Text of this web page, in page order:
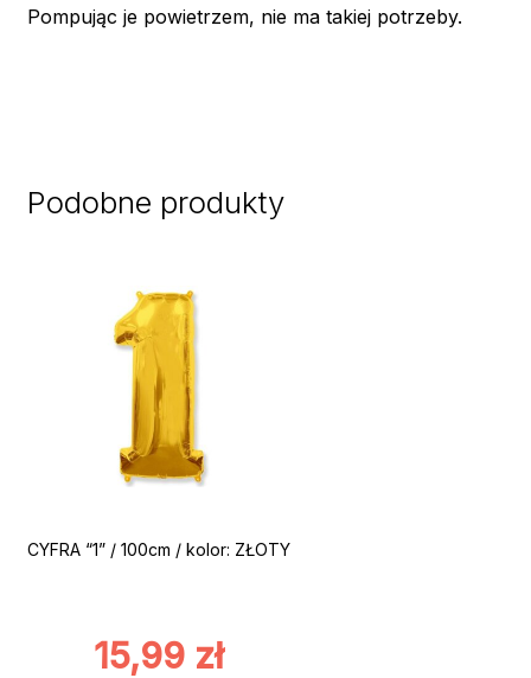
Pompując je powietrzem, nie ma takiej potrzeby.
Podobne produkty
CYFRA “1” / 100cm / kolor: ZŁOTY
15,99 zł